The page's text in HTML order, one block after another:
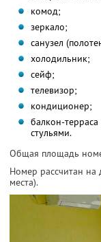
комод;
зеркало;
санузел
холодильник;
сейф;
телевизор;
кондиционер;
балкон-
стульями.
Общая площадь
Номер рассчитан на
места).